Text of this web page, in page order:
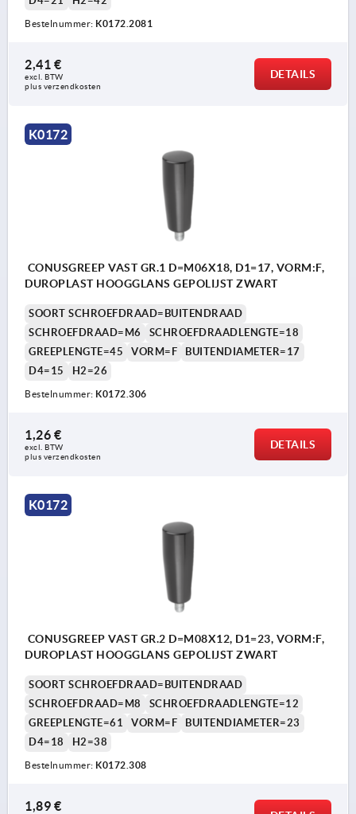
Bestelnummer: K0172.2081
2,41 €
excl. BTW
plus verzendkosten
DETAILS
K0172
CONUSGREEP VAST GR.1 D=M06X18, D1=17, VORM:F,
DUROPLAST HOOGGLANS GEPOLIJST ZWART
SOORT SCHROEFDRAAD=BUITENDRAAD
SCHROEFDRAAD=M6
SCHROEFDRAADLENGTE=18
GREEPLENGTE=45
VORM=F
BUITENDIAMETER=17
D4=15
H2=26
Bestelnummer: K0172.306
1,26 €
excl. BTW
plus verzendkosten
DETAILS
K0172
CONUSGREEP VAST GR.2 D=M08X12, D1=23, VORM:F,
DUROPLAST HOOGGLANS GEPOLIJST ZWART
SOORT SCHROEFDRAAD=BUITENDRAAD
SCHROEFDRAAD=M8
SCHROEFDRAADLENGTE=12
GREEPLENGTE=61
VORM=F
BUITENDIAMETER=23
D4=18
H2=38
Bestelnummer: K0172.308
1,89 €